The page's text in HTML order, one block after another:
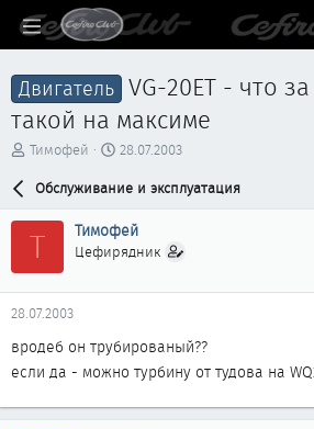
Двигатель VG-20ET - что
такой на максиме
А
р
м
ы
Тимофей
Д
т
н
а
а
28.07.2003
Обслуживание и эксплуатация
Т Тимофей
Цефирядник
28.07.2003
вродеб он трубированый??
если да - можно турбину от тудова на